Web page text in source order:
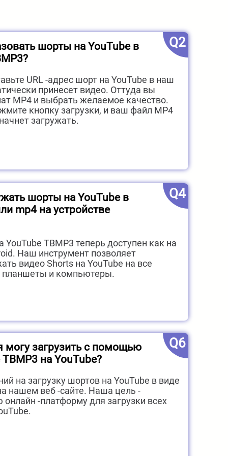
Q2
шорты на YouTube в
URL -адрес шорт на YouTube в наш
принесет видео. Оттуда вы
MP4 и выбрать желаемое качество.
кнопку загрузки, и ваш файл MP4
загружать.
Q4
шорты на YouTube в
mp4 на устройстве
YouTube TBMP3 теперь доступен как на
Наш инструмент позволяет
видео Shorts на YouTube на все
и компьютеры.
Q6
могу загрузить с помощью
на YouTube?
на загрузку шортов на YouTube в виде
нашем веб -сайте. Наша цель -
-платформу для загрузки всех